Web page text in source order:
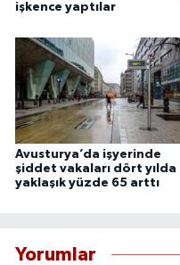
işkence yaptılar
Avusturya’da işyerinde
şiddet vakaları dört yılda
yaklaşık yüzde 65 arttı
Yorumlar